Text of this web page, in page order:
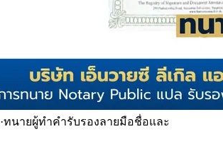
·ทนายผู้ทำคำรับรองลายมือชื่อและ